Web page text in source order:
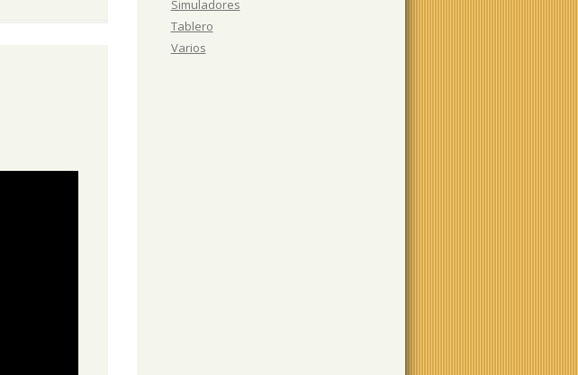
Simuladores
Tablero
Varios